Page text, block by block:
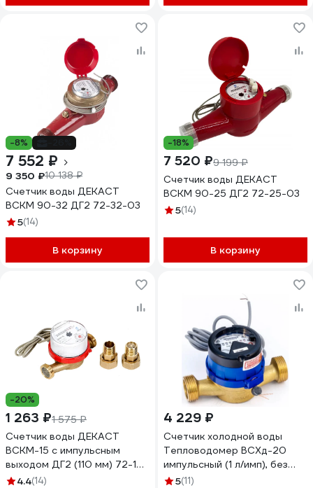
-8%
7 552 ₽
9 350 ₽10 138 ₽
Счетчик воды ДЕКАСТ
ВСКМ 90-32 ДГ2 72-32-03
5(14)
В корзину
-18%
7 520 ₽9 199 ₽
Счетчик воды ДЕКАСТ
ВСКМ 90-25 ДГ2 72-25-03
5(14)
В корзину
-20%
1 263 ₽1 575 ₽
Счетчик воды ДЕКАСТ
ВСКМ-15 с импульсным
выходом ДГ2 (110 мм) 72-15-
2534.4(14)
4 229 ₽
Счетчик холодной воды
Тепловодомер ВСХд-20
импульсный (1 л/имп), без
КМЧ R111-020-324-B54
5(11)